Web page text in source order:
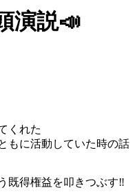
演説📣
くれた
もに活動していた時の話
既得権益を叩きつぶす‼️